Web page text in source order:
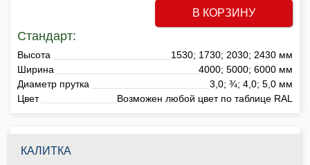
В КОРЗИНУ
Стандарт:
Высота
1530; 1730; 2030; 2430 мм
Ширина
4000; 5000; 6000 мм
Диаметр прутка
3,0; ¾; 4,0; 5,0 мм
Цвет
Возможен любой цвет по таблице RAL
КАЛИТКА